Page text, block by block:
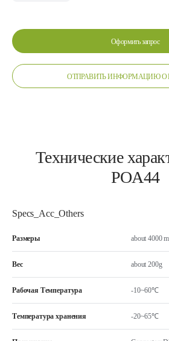
Оформить запрос
ОТПРАВИТЬ ИНФОРМАЦИЮ О
Технические
POA44
Specs_Acc_Others
Размеры about 4000
Вес about 200g
Рабочая Температура -10~60℃
Температура хранения -20~65℃